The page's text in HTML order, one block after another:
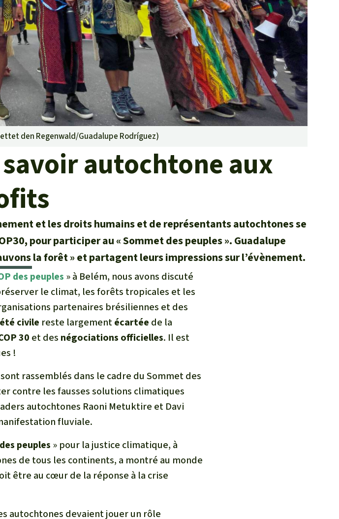
Lutte contre les
incendies de forêt et
prévention
Collecte de fonds
den Regenwald/Guadalupe Rodríguez)
autochtone aux
et les droits humains et de représentants autochtones se
pour participer au « Sommet des peuples ». Guadalupe
la forêt » et partagent leurs impressions sur l’évènement.
des peuples » à Belém, nous avons discuté
le climat, les forêts tropicales et les
partenaires brésiliennes et des
civile reste largementécartée de la
30 et des négociations officielles. Il est
!
rassemblés dans le cadre du Sommet des
contre les fausses solutions climatiques
autochtones Raoni Metuktire et Davi
fluviale.
peuples » pour la justice climatique, à
de tous les continents, a montré au monde
être au cœur de la réponse à la crise
autochtones devaient jouer un rôle